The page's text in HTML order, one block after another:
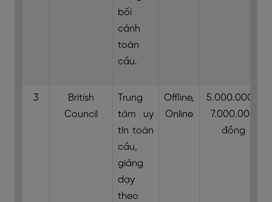
bối
cảnh
toàn
cầu.
3
British
Council
Trung
tâm uy
tín toàn
cầu,
giảng
dạy
theo
Offline,
Online
5.000.000 -
7.000.000
đồng